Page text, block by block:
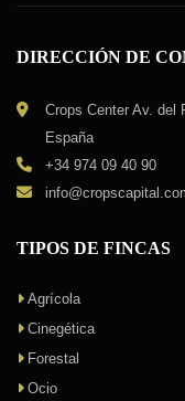
DIRECCIÓN DE
Crops Center Av. del
España
+34 974 09 40 90
TIPOS DE FINCAS
Agrícola
Cinegética
Forestal
Ocio